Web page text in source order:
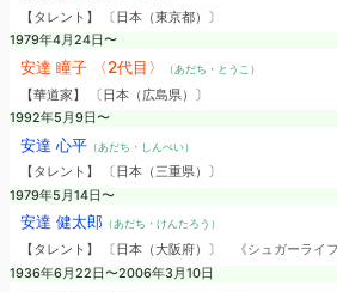
【タレント】 〔日本（東京都）〕
1979年4月24日〜
安達 瞳子 〈2代目〉 （あだち・とうこ）
【華道家】 〔日本（広島県）〕
1992年5月9日〜
安達 心平（あだち・しんぺい）
【タレント】 〔日本（三重県）〕
1979年5月14日〜
安達 健太郎（あだち・けんたろう）
【タレント】 〔日本（大阪府）〕
《シュガーライ
1936年6月22日〜2006年3月10日